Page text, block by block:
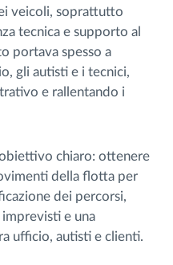
veicoli, soprattutto
tecnica e supporto al
portava spesso a
gli autisti e i tecnici,
e rallentando i
chiaro: ottenere
della flotta per
dei percorsi,
e una
ufficio, autisti e clienti.